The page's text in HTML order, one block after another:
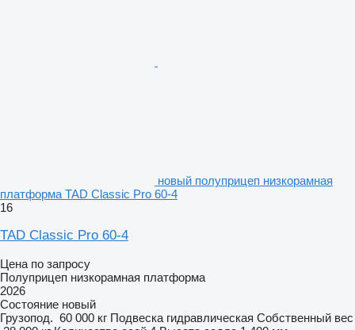
новый полуприцеп низкорамная
платформа TAD Classic Pro 60-4
16
TAD Classic Pro 60-4
Цена по запросу
Полуприцеп низкорамная платформа
2026
Состояние новый
Грузопод. 60 000 кг Подвеска гидравлическая Собственный вес